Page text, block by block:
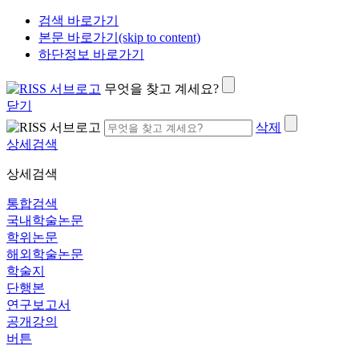
검색 바로가기
본문 바로가기(skip to content)
하단정보 바로가기
무엇을 찾고 계세요?
닫기
삭제
상세검색
상세검색
통합검색
국내학술논문
학위논문
해외학술논문
학술지
단행본
연구보고서
공개강의
버튼